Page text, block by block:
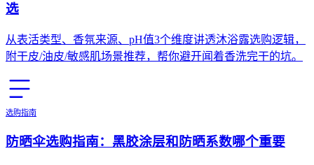
选
从表活类型、香氛来源、pH值3个维度讲透沐浴露选购逻辑，
附干皮/油皮/敏感肌场景推荐，帮你避开闻着香洗完干的坑。
选购指南
防晒伞选购指南：黑胶涂层和防晒系数哪个重要